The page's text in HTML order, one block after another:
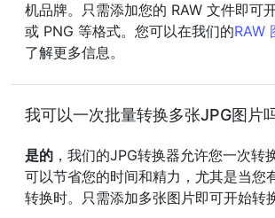
机品牌。只需添加您的 RAW 文件即可
或 PNG 等格式。您可以在我们的RAW
了解更多信息。
我可以一次批量转换多张JPG图片
是的 ，我们的JPG转换器允许您一次转
可以节省您的时间和精力，尤其是当您
转换时。只需添加多张图片即可开始转换